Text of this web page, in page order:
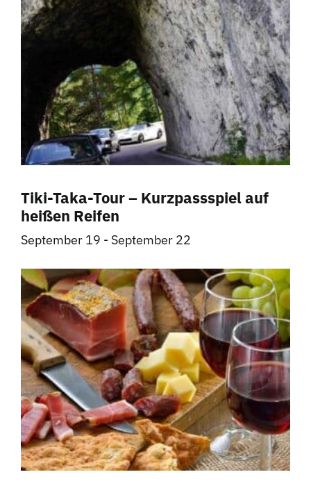
Tiki-Taka-Tour – Kurzpassspiel auf
heißen Reifen
September 19 - September 22